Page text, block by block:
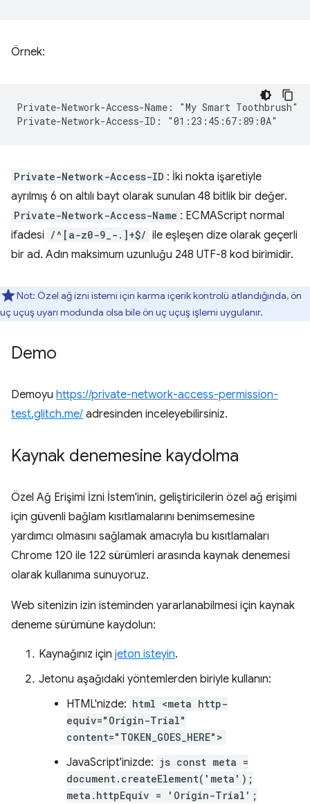
Örnek:
Private-Network-Access-Name: "My Smart Toothbrush"
Private-Network-Access-ID : İki nokta işaretiyle
ayrılmış 6 on altılı bayt olarak sunulan 48 bitlik bir değer.
Private-Network-Access-Name : ECMAScript normal
ifadesi /^[a-z0-9_-.]+$/ ile eşleşen dize olarak geçerli
bir ad. Adın maksimum uzunluğu 248 UTF-8 kod birimidir.
Not: Özel ağ izni istemi için karma içerik kontrolü atlandığında, ön
uç uçuş uyarı modunda olsa bile ön uç uçuş işlemi uygulanır.
Demo
Demoyu https://private-network-access-permission-
test.glitch.me/ adresinden inceleyebilirsiniz.
Kaynak denemesine kaydolma
Özel Ağ Erişimi İzni İstem'inin, geliştiricilerin özel ağ erişimi
için güvenli bağlam kısıtlamalarını benimsemesine
yardımcı olmasını sağlamak amacıyla bu kısıtlamaları
Chrome 120 ile 122 sürümleri arasında kaynak denemesi
olarak kullanıma sunuyoruz.
Web sitenizin izin isteminden yararlanabilmesi için kaynak
deneme sürümüne kaydolun:
Kaynağınız için jeton isteyin.
Jetonu aşağıdaki yöntemlerden biriyle kullanın:
HTML'nizde: html <meta http-
equiv="Origin-Trial"
content="TOKEN_GOES_HERE">
JavaScript'inizde: js const meta =
document.createElement('meta');
meta.httpEquiv = 'Origin-Trial';